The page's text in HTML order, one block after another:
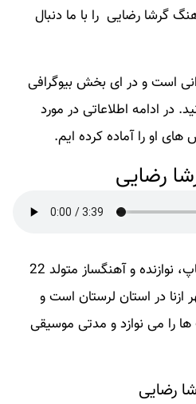
گرشا رضایی را با ما دنبال
است و در ای بخش بیوگرافی
در ادامه اطلاعاتی در مورد
او را آماده کرده ایم.
رضایی
گرشا رضایی خواننده سبک پاپ، نوازنده و آهنگساز متولد 22
سال 1363 در شهر ازنا در استان لرستان است و
ها را می نوازد و مدتی موسیقی
رضایی